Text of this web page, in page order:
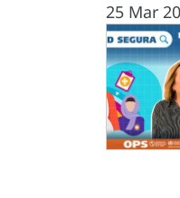
25 Mar